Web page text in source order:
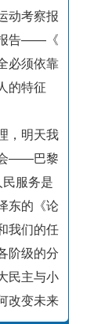
动考察报
告——《
必须依靠
的特征
，明天我
——巴黎
服务是
东的《论
我们的任
阶级的分
民主与小
改变未来